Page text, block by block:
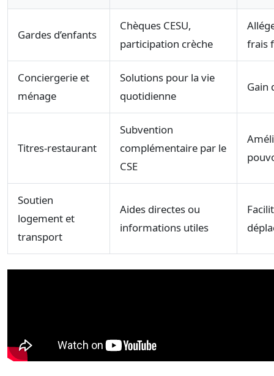
Gardes d’enfants
Chèques CESU,
participation crèche
frais
Conciergerie et
ménage
Solutions pour la vie
quotidienne
Gain
Titres-restaurant
Subvention
complémentaire par le
CSE
Soutien
logement et
transport
Aides directes ou
informations utiles